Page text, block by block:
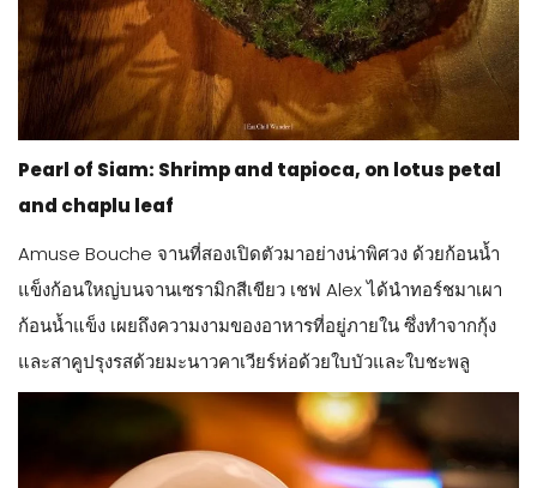
Pearl of Siam: Shrimp and tapioca, on lotus petal
and chaplu leaf
Amuse Bouche จานที่สองเปิดตัวมาอย่างน่าพิศวง ด้วยก้อนน้ำ
แข็งก้อนใหญ่บนจานเซรามิกสีเขียว เชฟ Alex ได้นำทอร์ชมาเผา
ก้อนน้ำแข็ง เผยถึงความงามของอาหารที่อยู่ภายใน ซึ่งทำจากกุ้ง
และสาคูปรุงรสด้วยมะนาวคาเวียร์ห่อด้วยใบบัวและใบชะพลู